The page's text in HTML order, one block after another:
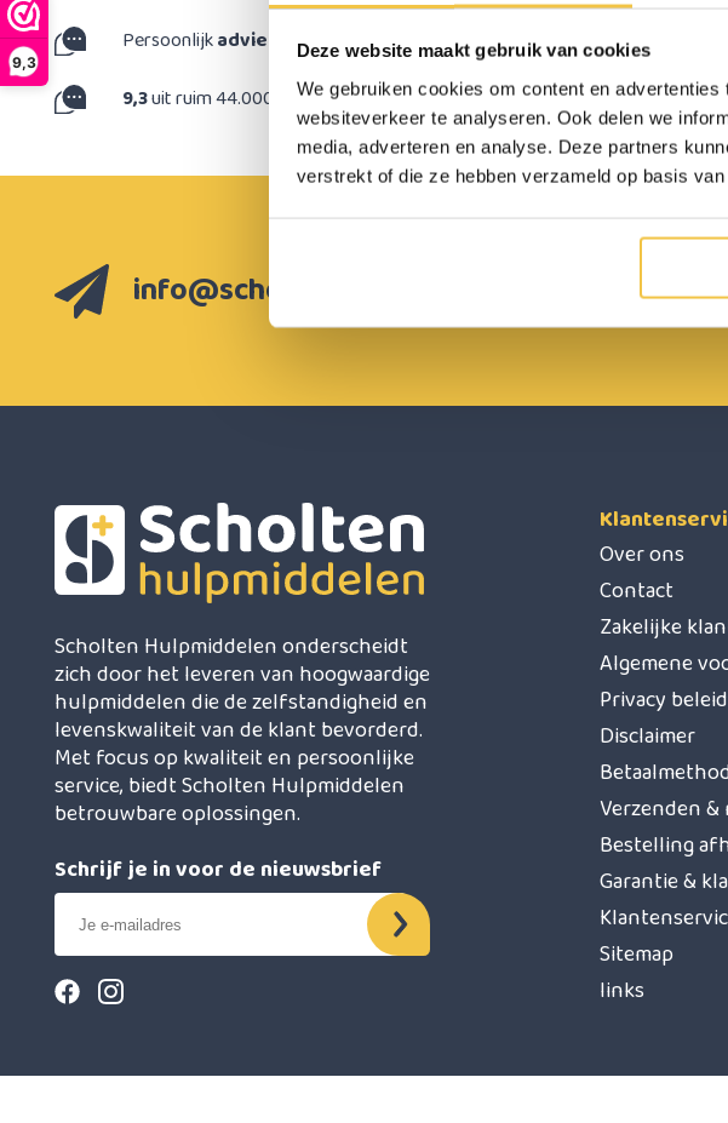
Deze website maakt gebruik van cookies
We gebruiken cookies om content en
websiteverkeer te analyseren. Ook delen we
media, adverteren en analyse. Deze partners
verstrekt of die ze hebben verzameld op basis
9,3
Persoonlijkadvies
op maat
9,3uit ruim 44.000 reviews
info@scholten-hulpmiddelen.nl
Scholten Hulpmiddelen onderscheidt
zich door het leveren van hoogwaardige
hulpmiddelen die de zelfstandigheid en
levenskwaliteit van de klant bevorderd.
Met focus op kwaliteit en persoonlijke
service, biedt Scholten Hulpmiddelen
betrouwbare oplossingen.
Schrijf je in voor de nieuwsbrief
Over ons
Contact
Zakelijke
Algemene
Privacy
Disclaimer
Verzenden
Bestelling
Garantie &
Sitemap
links